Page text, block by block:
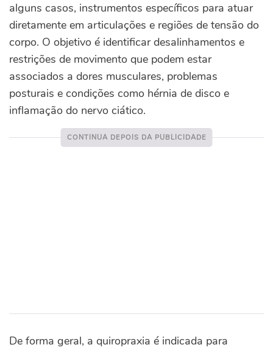
alguns casos, instrumentos específicos para atuar
diretamente em articulações e regiões de tensão do
corpo. O objetivo é identificar desalinhamentos e
restrições de movimento que podem estar
associados a dores musculares, problemas
posturais e condições como hérnia de disco e
inflamação do nervo ciático.
De forma geral, a quiropraxia é indicada para